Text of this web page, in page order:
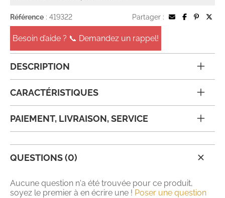
Référence : 419322 Partager :
Besoin d’aide ? 📞 Demandez un rappel!
DESCRIPTION
CARACTÉRISTIQUES
PAIEMENT, LIVRAISON, SERVICE
QUESTIONS (0)
Aucune question n'a été trouvée pour ce produit,
soyez le premier à en écrire une ! Poser une question